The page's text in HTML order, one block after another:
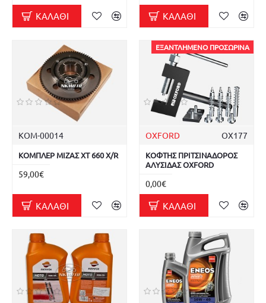
ΚΑΛΆΘΙ ΚΑΛΆΘΙ
ΚΟΜ-00014
ΚΟΜΠΛΕΡ ΜΙΖΑΣ XT 660 X/R
59,00€
ΚΑΛΆΘΙ
ΕΞΑΝΤΛΗΜΈΝΟ ΠΡΟΣΩΡΙΝΆ
OXFORD OX177
ΚΟΦΤΗΣ ΠΡΙΤΣΙΝΑΔΟΡΟΣ
ΑΛΥΣΙΔΑΣ OXFORD
0,00€
ΚΑΛΆΘΙ